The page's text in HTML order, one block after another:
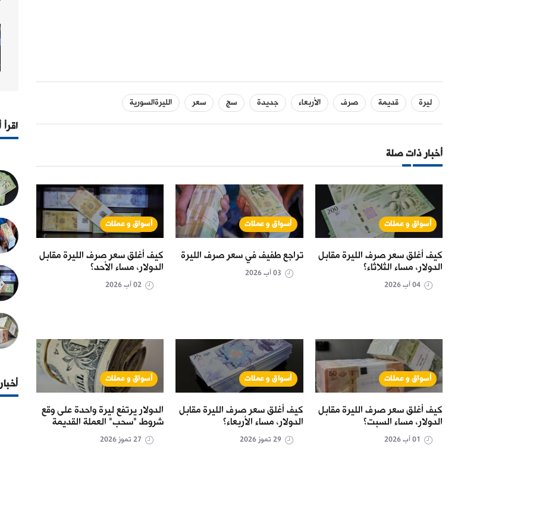
ليرة قديمة صرف الأربعاء جديدة سج سعر الليرةالسورية
أخبار ذات صلة
أسواق و عملات
كيف أغلق سعر صرف الليرة مقابل
الدولار، مساء الثلاثاء؟
أسواق و عملات
تراجع طفيف في سعر صرف الليرة
أسواق و عملات
كيف أغلق سعر صرف الليرة مقابل
الدولار، مساء الأحد؟
أسواق و عملات
كيف أغلق سعر صرف الليرة مقابل
الدولار، مساء السبت؟
أسواق و عملات
كيف أغلق سعر صرف الليرة مقابل
الدولار، مساء الأربعاء؟
29 تموز 2026
أسواق و عملات
الدولار يرتفع ليرة واحدة على وقع
شروط "سحب" العملة القديمة